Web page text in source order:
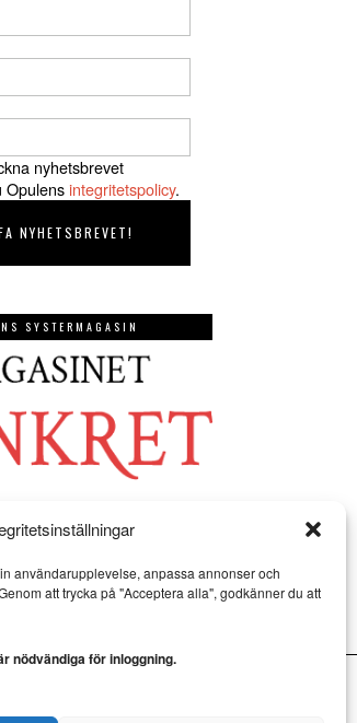
användarupplevelse, anpassa annonser och
att trycka på "Acceptera alla", godkänner du att
nödvändiga för inloggning.
nyhetsbrevet
Opulensintegritetspolicy.
SYSTERMAGASIN